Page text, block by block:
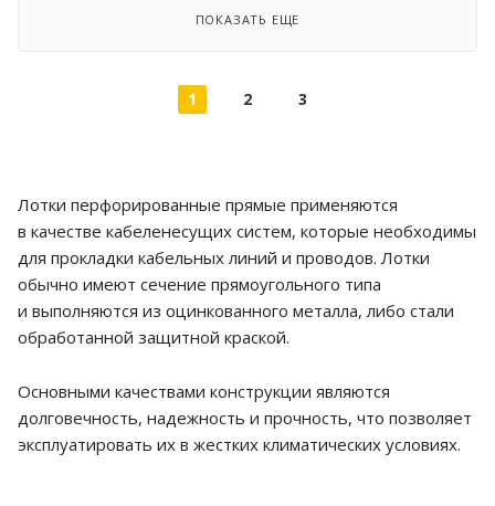
ПОКАЗАТЬ ЕЩЕ
1 2 3
Лотки перфорированные прямые применяются
в качестве кабеленесущих систем, которые необходимы
для прокладки кабельных линий и проводов. Лотки
обычно имеют сечение прямоугольного типа
и выполняются из оцинкованного металла, либо стали
обработанной защитной краской.
Основными качествами конструкции являются
долговечность, надежность и прочность, что позволяет
эксплуатировать их в жестких климатических условиях.